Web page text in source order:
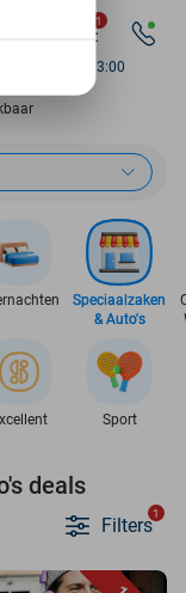
1
Bereikbaar tot 23:00
Speciaalzaken
& Auto's
Sport
deals
Filters
1